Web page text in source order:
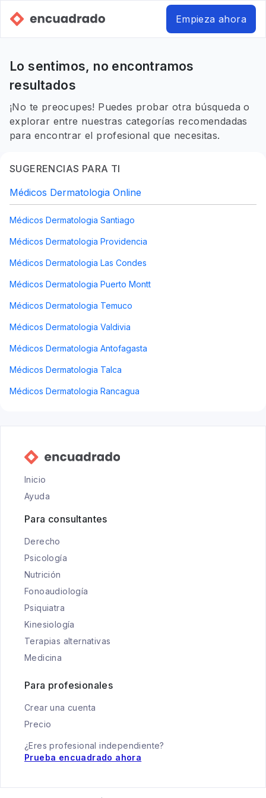
Empieza ahora
Lo sentimos, no encontramos
resultados
¡No te preocupes! Puedes probar otra búsqueda o
explorar entre nuestras categorías recomendadas
para encontrar el profesional que necesitas.
SUGERENCIAS PARA TI
Médicos Dermatologia Online
Médicos Dermatologia Santiago
Médicos Dermatologia Providencia
Médicos Dermatologia Las Condes
Médicos Dermatologia Puerto Montt
Médicos Dermatologia Temuco
Médicos Dermatologia Valdivia
Médicos Dermatologia Antofagasta
Médicos Dermatologia Talca
Médicos Dermatologia Rancagua
Inicio
Ayuda
Para consultantes
Derecho
Psicología
Nutrición
Fonoaudiología
Psiquiatra
Kinesiología
Terapias alternativas
Medicina
Para profesionales
Crear una cuenta
Precio
¿Eres profesional independiente?
Prueba encuadrado ahora